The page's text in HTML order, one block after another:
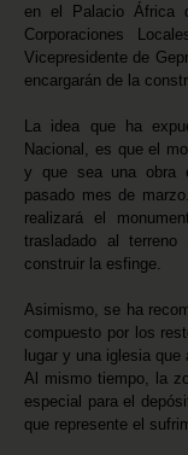
en el Palacio África
Corporaciones
Vicepresidente de
encargarán de la
La idea que ha
Nacional, es que el
y que sea una obra
pasado mes de
realizará el
trasladado al
construir la esfinge.
Asimismo, se ha
compuesto por los
lugar y una iglesia
Al mismo tiempo, la
especial para el
que represente el